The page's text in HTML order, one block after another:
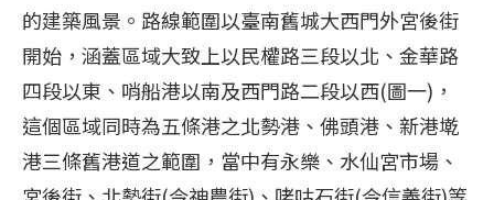
的建築風景。路線範圍以臺南舊城大西門外宮後街
開始，涵蓋區域大致上以民權路三段以北、金華路
四段以東、哨船港以南及西門路二段以西(圖一)，
這個區域同時為五條港之北勢港、佛頭港、新港墘
港三條舊港道之範圍，當中有永樂、水仙宮市場、